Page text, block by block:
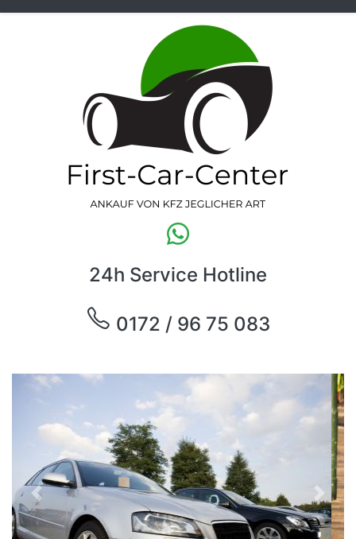
24h Service Hotline
0172 / 96 75 083
Previous Next